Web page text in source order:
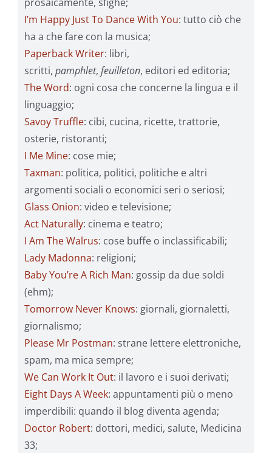
I’m Happy Just To Dance With You: tutto ciò che
ha a che fare con la musica;
Paperback Writer: libri,
scritti, pamphlet, feuilleton, editori ed editoria;
The Word: ogni cosa che concerne la lingua e il
linguaggio;
Savoy Truffle: cibi, cucina, ricette, trattorie,
osterie, ristoranti;
I Me Mine: cose mie;
Taxman: politica, politici, politiche e altri
argomenti sociali o economici seri o seriosi;
Glass Onion: video e televisione;
Act Naturally: cinema e teatro;
I Am The Walrus: cose buffe o inclassificabili;
Lady Madonna: religioni;
Baby You’re A Rich Man: gossip da due soldi
(ehm);
Tomorrow Never Knows: giornali, giornaletti,
giornalismo;
Please Mr Postman: strane lettere elettroniche,
spam, ma mica sempre;
We Can Work It Out: il lavoro e i suoi derivati;
Eight Days A Week: appuntamenti più o meno
imperdibili: quando il blog diventa agenda;
Doctor Robert: dottori, medici, salute, Medicina
33;